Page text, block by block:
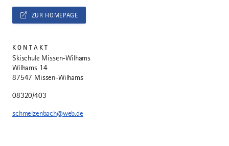
ZUR HOMEPAGE
KONTAKT
Skischule Missen-Wilhams
Wilhams 14
87547 Missen-Wilhams
08320/403
schmelzenbach@web.de